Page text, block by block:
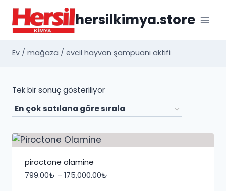
İçeriğe
geç
hersilkimya.store
Ev / mağaza / evcil hayvan şampuanı aktifi
Tek bir sonuç gösteriliyor
piroctone olamine
799.00₺ – 175,000.00₺Fiyat